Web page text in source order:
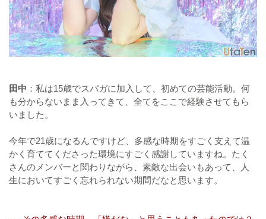
田中 ：私は15歳でスパガに加入して、初めての芸能活動。何
も分からないまま入ってきて、全てをここで経験させてもら
いました。
今年で21歳になるんですけど、多感な時期をすごく支えて温
かく育ててくださった環境にすごく感謝していますね。たく
さんのメンバーと関わりながら、素敵な出会いもあって、人
生においてすごく忘れられない期間だなと思います。